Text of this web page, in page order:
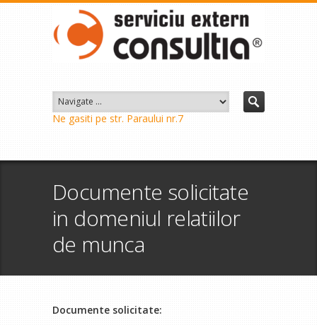
Ne gasiti pe str. Paraului nr.7
Documente solicitate
in domeniul relatiilor
de munca
Documente solicitate: